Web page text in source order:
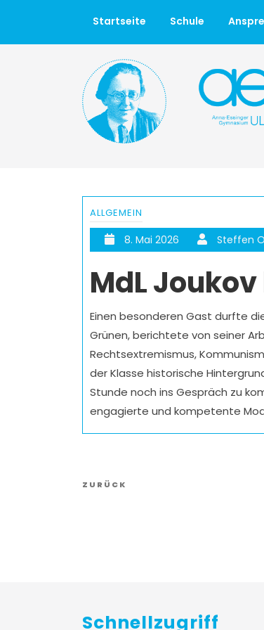
Startseite Schule
ALLGEMEIN
8. Mai 2026 Steffen
MdL
Einen besonderen Gast durfte
Grünen, berichtete von seiner
Rechtsextremismus,
der Klasse historische
Stunde noch ins Gespräch zu
engagierte und kompetente
Vorheriger
ZURÜCK
Schnellzugriff